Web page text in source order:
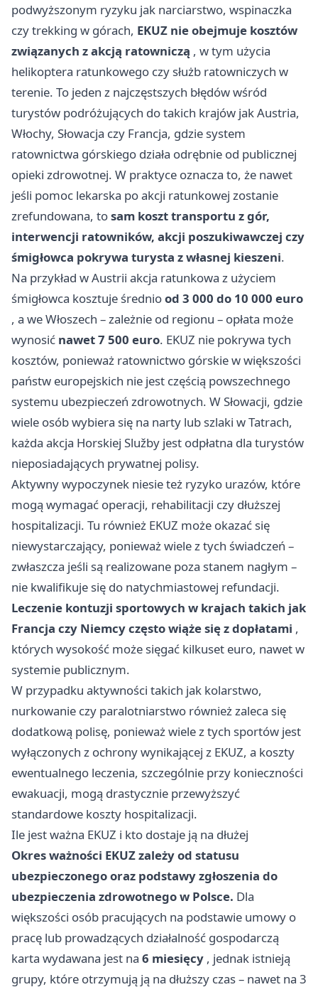
podwyższonym ryzyku jak narciarstwo, wspinaczka
czy trekking w górach, EKUZ nie obejmuje kosztów
związanych z akcją ratowniczą , w tym użycia
helikoptera ratunkowego czy służb ratowniczych w
terenie. To jeden z najczęstszych błędów wśród
turystów podróżujących do takich krajów jak Austria,
Włochy, Słowacja czy Francja, gdzie system
ratownictwa górskiego działa odrębnie od publicznej
opieki zdrowotnej. W praktyce oznacza to, że nawet
jeśli pomoc lekarska po akcji ratunkowej zostanie
zrefundowana, tosam koszt transportu z gór,
interwencji ratowników, akcji poszukiwawczej czy
śmigłowca pokrywa turysta z własnej kieszeni.
Na przykład w Austrii akcja ratunkowa z użyciem
śmigłowca kosztuje średniood 3 000 do 10 000 euro
, a we Włoszech – zależnie od regionu – opłata może
wynosić nawet 7 500 euro. EKUZ nie pokrywa tych
kosztów, ponieważ ratownictwo górskie w większości
państw europejskich nie jest częścią powszechnego
systemu ubezpieczeń zdrowotnych. W Słowacji, gdzie
wiele osób wybiera się na narty lub szlaki w Tatrach,
każda akcja Horskiej Služby jest odpłatna dla turystów
nieposiadających prywatnej polisy.
Aktywny wypoczynek niesie też ryzyko urazów, które
mogą wymagać operacji, rehabilitacji czy dłuższej
hospitalizacji. Tu również EKUZ może okazać się
niewystarczający, ponieważ wiele z tych świadczeń –
zwłaszcza jeśli są realizowane poza stanem nagłym –
nie kwalifikuje się do natychmiastowej refundacji.
Leczenie kontuzji sportowych w krajach takich jak
Francja czy Niemcy często wiąże się z dopłatami ,
których wysokość może sięgać kilkuset euro, nawet w
systemie publicznym.
W przypadku aktywności takich jak kolarstwo,
nurkowanie czy paralotniarstwo również zaleca się
dodatkową polisę, ponieważ wiele z tych sportów jest
wyłączonych z ochrony wynikającej z EKUZ, a koszty
ewentualnego leczenia, szczególnie przy konieczności
ewakuacji, mogą drastycznie przewyższyć
standardowe koszty hospitalizacji.
Ile jest ważna EKUZ i kto dostaje ją na dłużej
Okres ważności EKUZ zależy od statusu
ubezpieczonego oraz podstawy zgłoszenia do
ubezpieczenia zdrowotnego w Polsce. Dla
większości osób pracujących na podstawie umowy o
pracę lub prowadzących działalność gospodarczą
karta wydawana jest na 6 miesięcy , jednak istnieją
grupy, które otrzymują ją na dłuższy czas – nawet na 3